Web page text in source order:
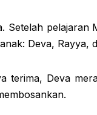
Setelah
Deva, Rayya,
terima, Deva